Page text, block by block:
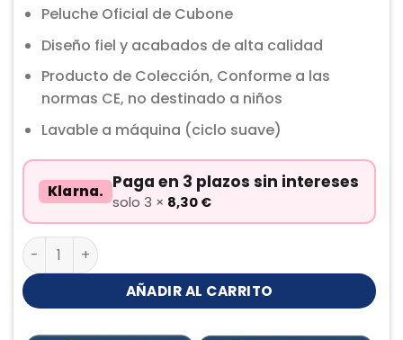
Peluche Oficial de Cubone
Diseño fiel y acabados de alta calidad
Producto de Colección, Conforme a las
normas CE, no destinado a niños
Lavable a máquina (ciclo suave)
Klarna. Paga en 3 plazos sin intereses
solo 3 × 8,30 €
Cubone durmiendo Peluche cantidad
AÑADIR AL CARRITO